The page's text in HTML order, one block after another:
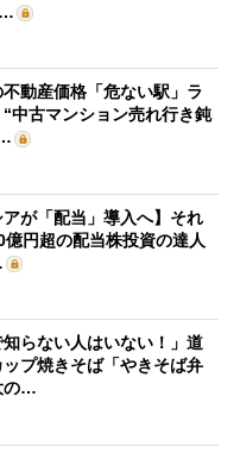
不動産価格「危ない駅」ラ
中古マンション売れ行き鈍
アが「配当」導入へ】それ
億円超の配当株投資の達人
知らない人はいない！」道
ップ焼きそば「やきそば弁
の…